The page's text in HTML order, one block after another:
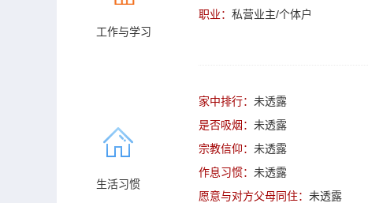
工作与学习
职业： 私营业主/个体户
生活习惯
家中排行： 未透露
是否吸烟： 未透露
宗教信仰： 未透露
作息习惯： 未透露
愿意与对方父母同住： 未透露